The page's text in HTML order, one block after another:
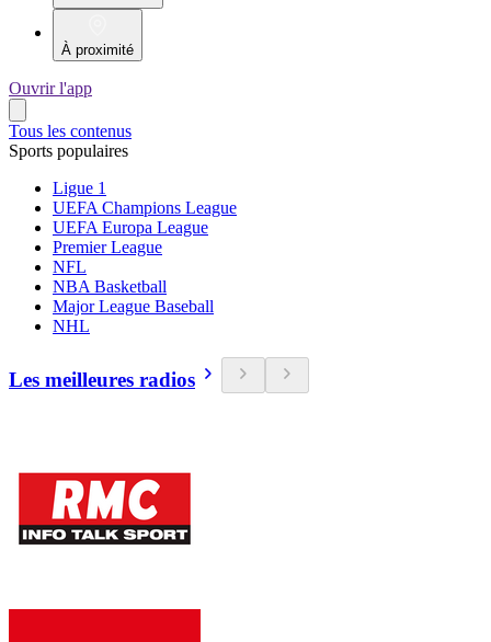
À proximité
Ouvrir l'app
Tous les contenus
Sports populaires
Ligue 1
UEFA Champions League
UEFA Europa League
Premier League
NFL
NBA Basketball
Major League Baseball
NHL
Les meilleures radios